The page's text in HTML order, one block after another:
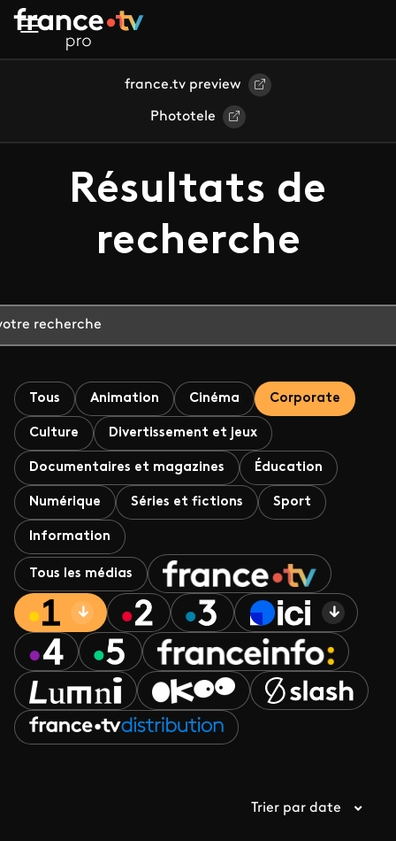
Aller au contenu principal
france.tv preview
Phototele
Résultats de
recherche
Tous Animation Cinéma Corporate
Culture Divertissement et jeux
Documentaires et magazines Éducation
Numérique Séries et fictions Sport
Information
Tous les médias
Trier par date